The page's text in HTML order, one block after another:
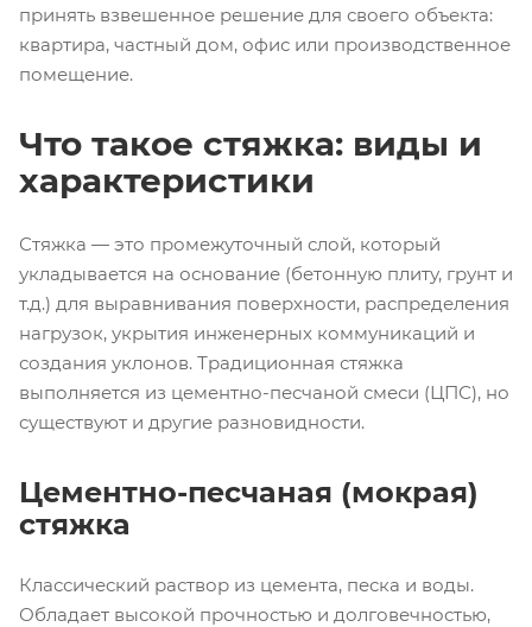
принять взвешенное решение для своего объекта:
квартира, частный дом, офис или производственное
помещение.
Что такое стяжка: виды и
характеристики
Стяжка — это промежуточный слой, который
укладывается на основание (бетонную плиту, грунт и
т.д.) для выравнивания поверхности, распределения
нагрузок, укрытия инженерных коммуникаций и
создания уклонов. Традиционная стяжка
выполняется из цементно-песчаной смеси (ЦПС), но
существуют и другие разновидности.
Цементно-песчаная (мокрая)
стяжка
Классический раствор из цемента, песка и воды.
Обладает высокой прочностью и долговечностью,